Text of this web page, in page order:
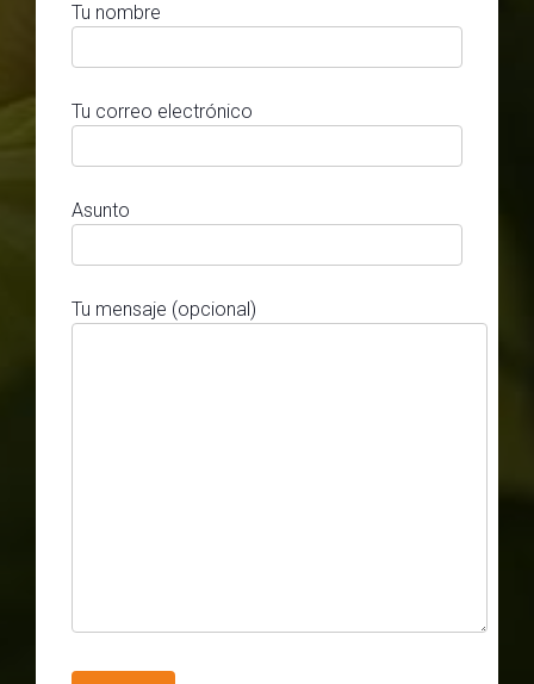
Tu nombre
Tu correo electrónico
Asunto
Tu mensaje (opcional)